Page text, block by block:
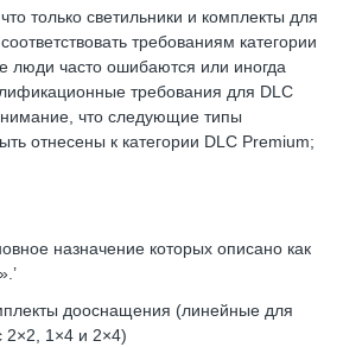
только светильники и комплекты для
требованиям категории
люди часто ошибаются или иногда
требования для DLC
что следующие типы
отнесены к категории DLC Premium;
назначение которых описано как
дооснащения (линейные для
2×2, 1×4 и 2×4)